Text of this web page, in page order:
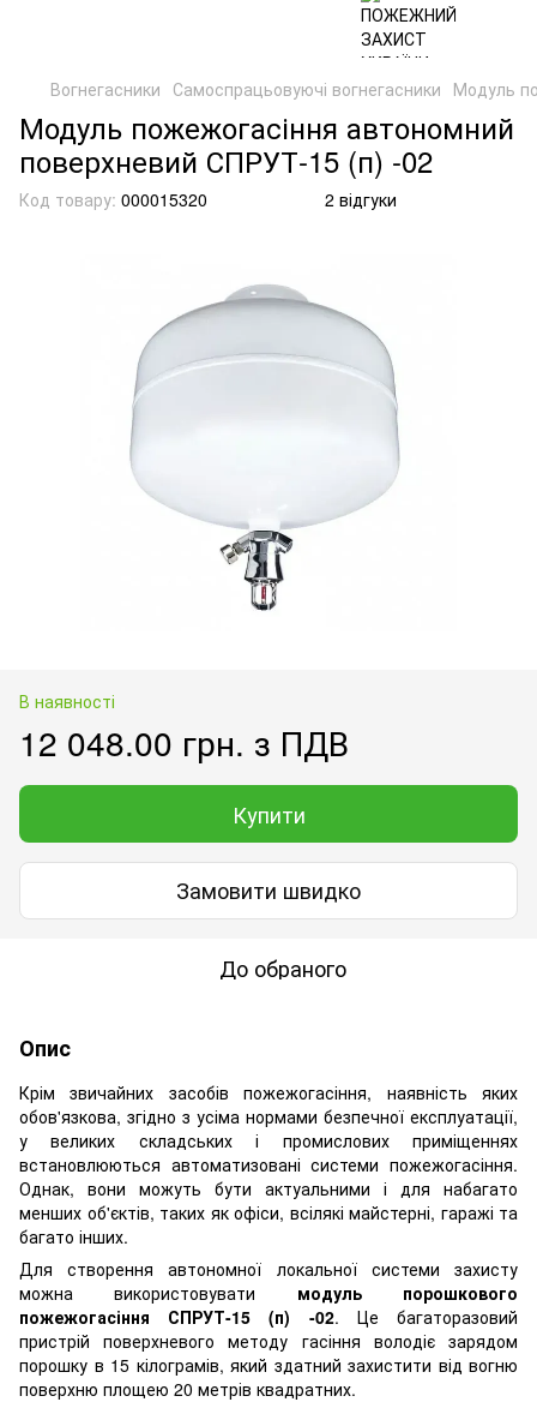
Вогнегасники Самоспрацьовуючі вогнегасники Модуль
Модуль пожежогасіння автономний
поверхневий СПРУТ-15 (п) -02
Код товару: 000015320 2 відгуки
В наявності
12 048.00 грн. з ПДВ
Купити
Замовити швидко
До обраного
Опис
Крім звичайних засобів пожежогасіння, наявність яких
обов'язкова, згідно з усіма нормами безпечної експлуатації,
у великих складських і промислових приміщеннях
встановлюються автоматизовані системи пожежогасіння.
Однак, вони можуть бути актуальними і для набагато
менших об'єктів, таких як офіси, всілякі майстерні, гаражі та
багато інших.
Для створення автономної локальної системи захисту
можна використовувати модуль порошкового
пожежогасіння СПРУТ-15 (п) -02. Це багаторазовий
пристрій поверхневого методу гасіння володіє зарядом
порошку в 15 кілограмів, який здатний захистити від вогню
поверхню площею 20 метрів квадратних.